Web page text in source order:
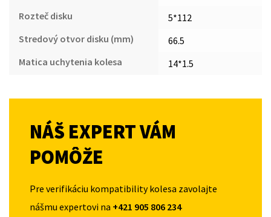
Rozteč disku
5*112
Stredový otvor disku (mm)
66.5
Matica uchytenia kolesa
14*1.5
NÁŠ EXPERT VÁM
POMÔŽE
Pre verifikáciu kompatibility kolesa zavolajte
nášmu expertovi na +421 905 806 234